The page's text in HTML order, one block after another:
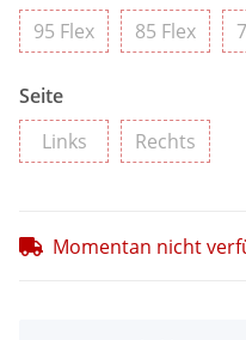
95 Flex95 Flex85 Flex85
Seite
LinksLinks Rechts Rechts
Momentan nicht